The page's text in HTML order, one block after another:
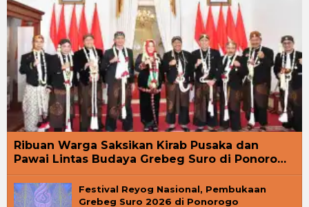
Ribuan Warga Saksikan Kirab Pusaka dan
Pawai Lintas Budaya Grebeg Suro di Ponoro…
Festival Reyog Nasional, Pembukaan
Grebeg Suro 2026 di Ponorogo